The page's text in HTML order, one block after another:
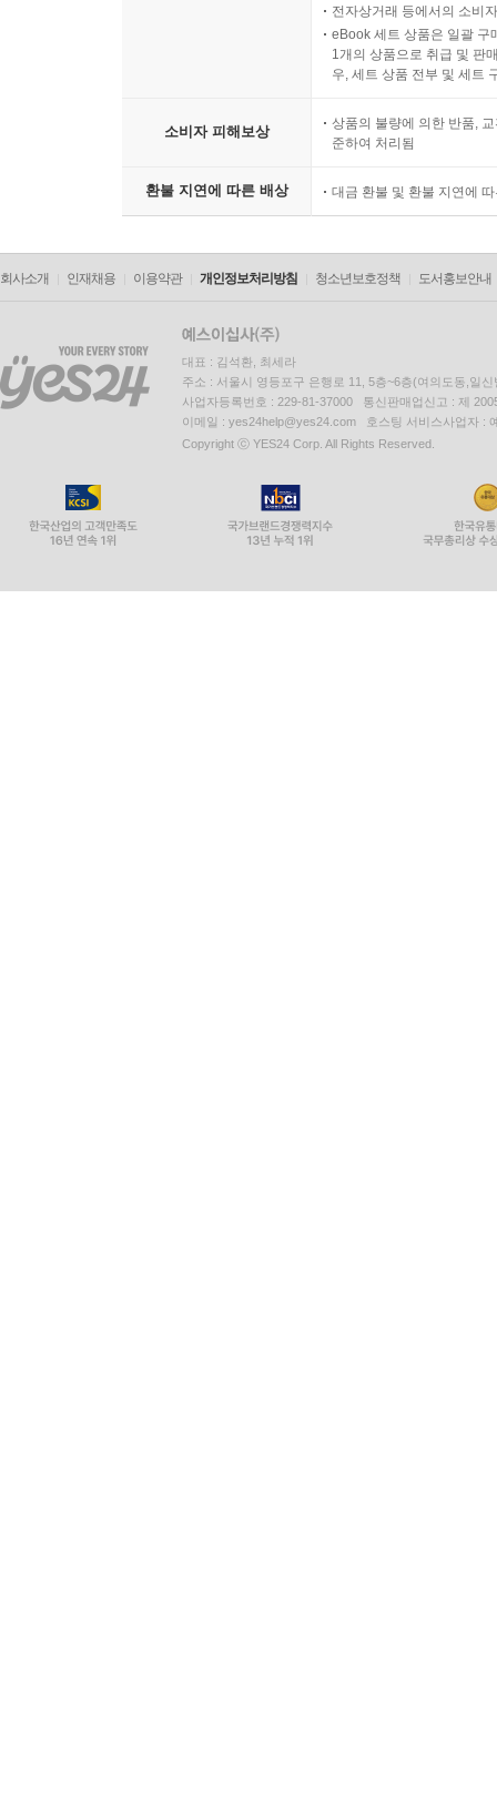
전자상거래 등에서의 소비
eBook 세트 상품은 일괄 구
1개의 상품으로 취급 및 판
우, 세트 상품 전부 및 세트
소비자 피해보상
상품의 불량에 의한 반품,
준하여 처리됨
환불 지연에 따른 배상 대금 환불 및 환불 지연에
회사소개 인재채용 이용약관 개인정보처리방침 청소년보호정책 도서홍보안내
대표 : 김석환, 최세라
주소 : 서울시 영등포구 은행로 11, 5층~6층(여의도동,일신
사업자등록번호 : 229-81-37000 통신판매업신고 : 제
이메일 : yes24help@yes24.com 호스팅 서비스사업자 :
Copyright ⓒ YES24 Corp. All Rights Reserved.